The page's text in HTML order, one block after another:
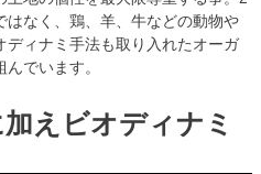
はなく、鶏、羊、牛などの動物や
ディナミ手法も取り入れたオーガ
んでいます。
えビオディナミ